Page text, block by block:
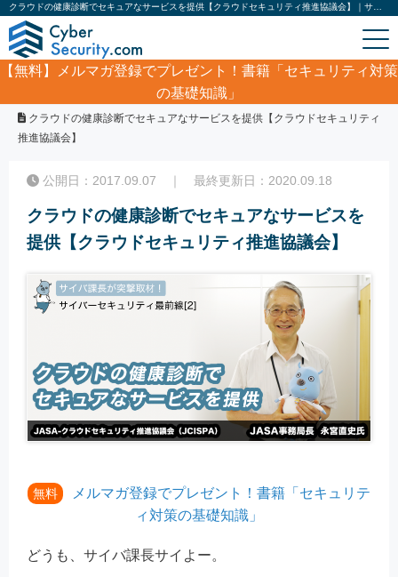
【無料】
メルマガ登録でプレゼント！書籍「セキュリティ対策
の基礎知識」
企業インタビュー/
クラウドの健康診断でセキュアなサービスを提供【クラウドセキュリティ
推進協議会】
公開日：2017.09.07 ｜ 最終更新日：2020.09.18
クラウドの健康診断でセキュアなサービスを
提供【クラウドセキュリティ推進協議会】
無料
メルマガ登録でプレゼント！書籍「セキュリテ
ィ対策の基礎知識」
どうも、サイバ課長サイよー。